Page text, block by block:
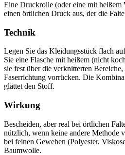
Eine Druckrolle (oder eine mit heißem
einen örtlichen Druck aus, der die
Technik
Legen Sie das Kleidungsstück flach
Sie eine Flasche mit heißem (nicht
sie fest über die verknitterten
Faserrichtung vorrücken. Die
glättet den Stoff.
Wirkung
Bescheiden, aber real bei örtlichen
nützlich, wenn keine andere Methode
bei feinen Geweben (Polyester,
Baumwolle.